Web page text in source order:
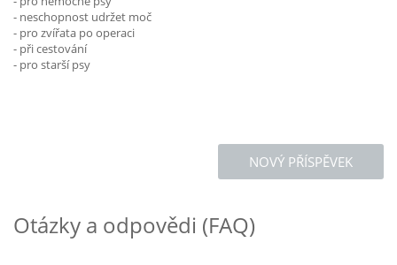
- neschopnost udržet moč
- pro zvířata po operaci
- při cestování
- pro starší psy
NOVÝ PŘÍSPĚVEK
Otázky a odpovědi (FAQ)